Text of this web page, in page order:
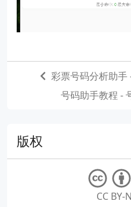
彩票号码分析助手
号码助手教程 -
版权
CC BY-